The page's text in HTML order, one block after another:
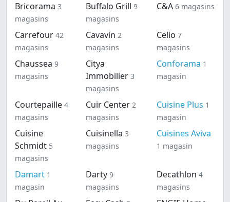
Bricorama 3
magasins
Buffalo Grill 9
magasins
C&A 6 magasins
Carrefour 42
magasins
Cavavin 2
magasins
Celio 7
magasins
Chaussea 9
magasins
Citya
Immobilier 3
magasins
Conforama 1
magasin
Courtepaille 4
magasins
Cuir Center 2
magasins
Cuisine Plus 1
magasin
Cuisine
Schmidt 5
magasins
Cuisinella 3
magasins
Cuisines Aviva
1 magasin
Damart 1
magasin
Darty 9
magasins
Decathlon 4
magasins